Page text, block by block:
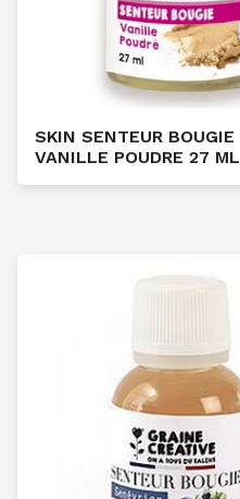
SKIN SENTEUR BOUGIE
VANILLE POUDRE 27 ML